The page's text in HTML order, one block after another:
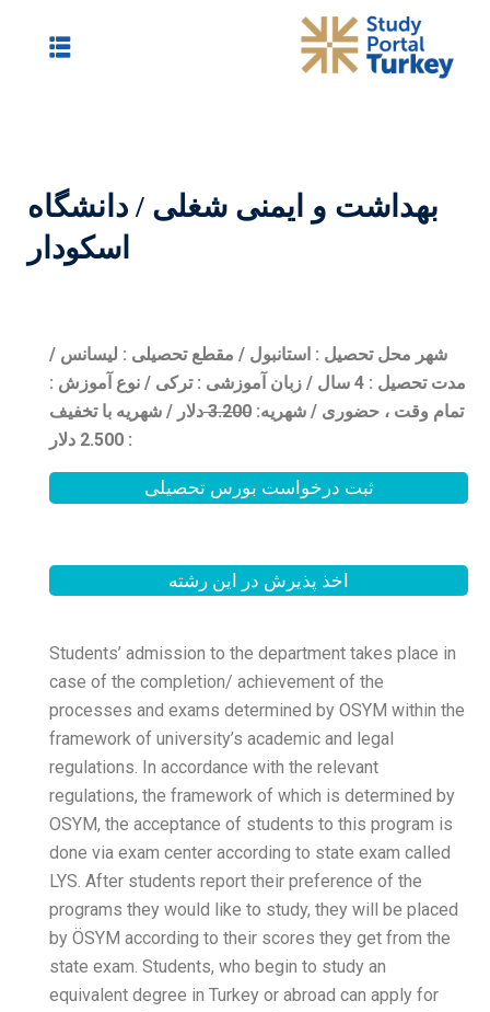
شغلی / دانشگاه
/ مقطع تحصیلی : لیسانس /
/ زبان آموزشی : ترکی / نوع آموزش :
3.20 دلار / شهریه با تخفیف
Students’ admission to
case of the completion/
processes and exams
framework of university’s
regulations. In
regulations, the
OSYM, the acceptance of
done via exam center
LYS. After students
programs they would like
by ÖSYM according to
state exam. Students,
equivalent degree in